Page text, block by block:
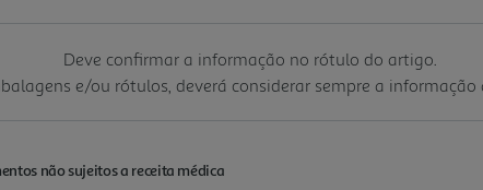
Deve confirmar a informação no rótulo do artigo.
e/ou rótulos, deverá considerar sempre a
não sujeitos a receita médica